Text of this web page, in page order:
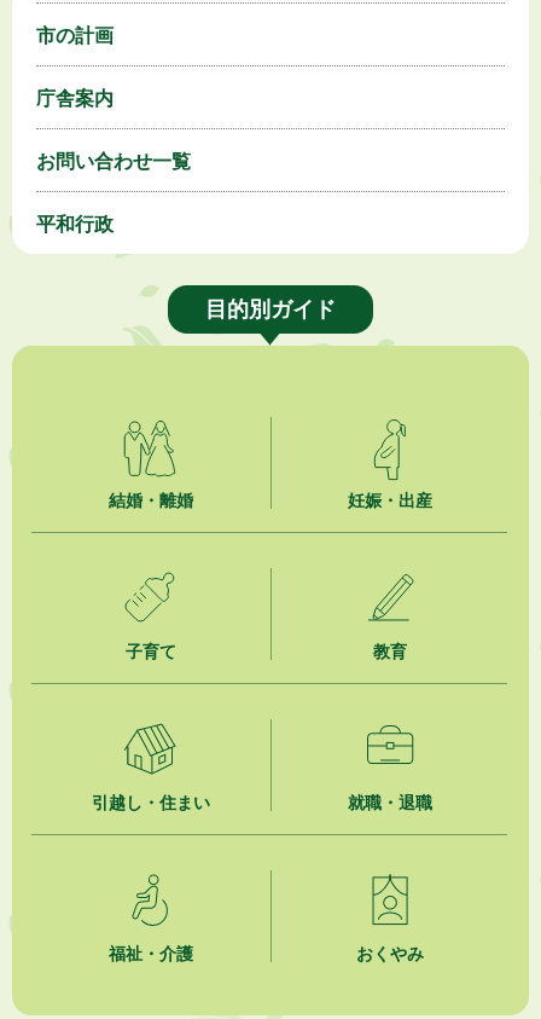
市の計画
庁舎案内
お問い合わせ一覧
平和行政
目的別ガイド
結婚・離婚 妊娠・出産
子育て 教育
引越し・住まい 就職・退職
福祉・介護 おくやみ